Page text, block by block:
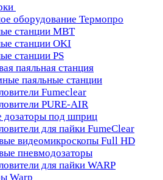
оборудование Термопро
станции MBT
станции OKI
станции PS
паяльная станция
паяльные станции
Fumeclear
PURE-AIR
дозаторы под шприц
для пайки FumeClear
видеомикроскопы Full HD
пневмодозаторы
для пайки WARP
Warp